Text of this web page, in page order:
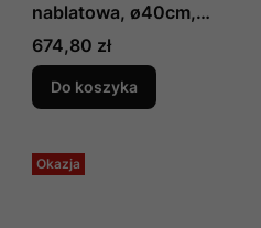
nablatowa, ø40cm,
kolor: biały połysk,
producent: omnires, nr
kat: silkr400bp
Cena
674,80 zł
Do koszyka
Okazja